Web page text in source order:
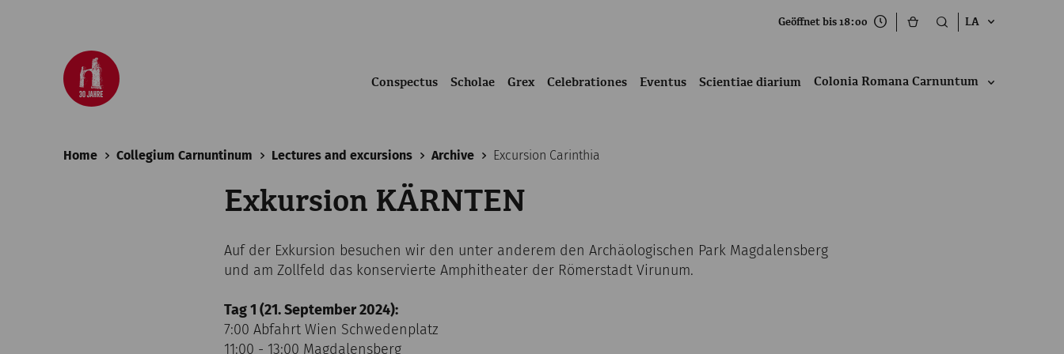
Geöffnet bis 18:00 LA
Conspectus Scholae Grex Celebrationes Eventus Scientiae diarium Colonia Romana Carnuntum
Home Collegium Carnuntinum Lectures and excursions Archive Excursion Carinthia
Exkursion KÄRNTEN
Auf der Exkursion besuchen wir den unter anderem den Archäologischen Park Magdalensberg
und am Zollfeld das konservierte Amphitheater der Römerstadt Virunum.
Tag 1 (21. September 2024):
7:00 Abfahrt Wien Schwedenplatz
11:00 - 13:00 Magdalensberg